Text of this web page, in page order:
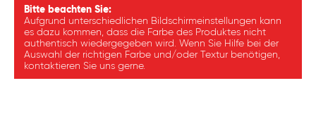
Bitte beachten Sie:
Aufgrund unterschiedlichen Bildschirmeinstellungen kann
es dazu kommen, dass die Farbe des Produktes nicht
authentisch wiedergegeben wird. Wenn Sie Hilfe bei der
Auswahl der richtigen Farbe und/oder Textur benötigen,
kontaktieren Sie uns gerne.